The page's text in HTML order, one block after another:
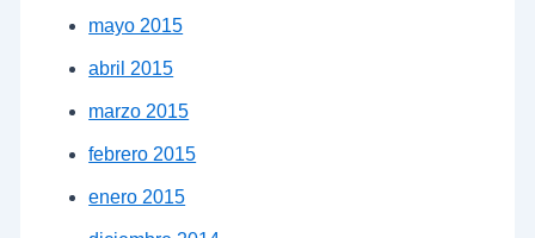
mayo 2015
abril 2015
marzo 2015
febrero 2015
enero 2015